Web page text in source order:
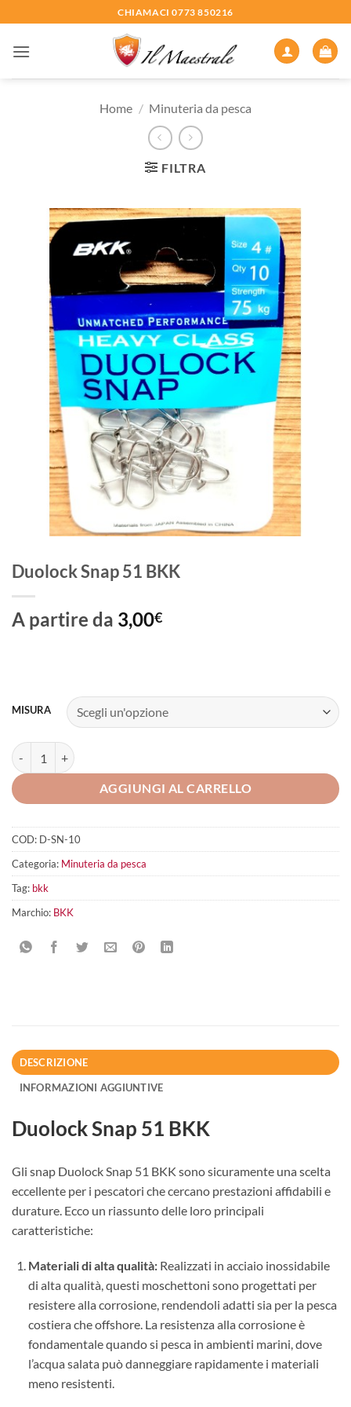
ai
contenuti
CHIAMACI 0773 850216
Home / Minuteria da pesca
FILTRA
Duolock Snap 51 BKK
A partire da 3,00€
MISURA
Duolock Snap 51 BKK quantità
AGGIUNGI AL CARRELLO
COD: D-SN-10
Categoria: Minuteria da pesca
Tag: bkk
Marchio: BKK
DESCRIZIONE
INFORMAZIONI AGGIUNTIVE
Duolock Snap 51 BKK
Gli snap Duolock Snap 51 BKK sono sicuramente una scelta
eccellente per i pescatori che cercano prestazioni affidabili e
durature. Ecco un riassunto delle loro principali
caratteristiche:
Materiali di alta qualità:Realizzati in acciaio inossidabile
di alta qualità, questi moschettoni sono progettati per
resistere alla corrosione, rendendoli adatti sia per la pesca
costiera che offshore. La resistenza alla corrosione è
fondamentale quando si pesca in ambienti marini, dove
l’acqua salata può danneggiare rapidamente i materiali
meno resistenti.